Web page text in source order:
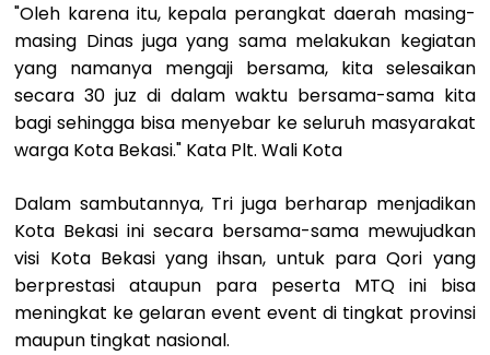
"Oleh karena itu, kepala perangkat daerah masing-
masing Dinas juga yang sama melakukan kegiatan
yang namanya mengaji bersama, kita selesaikan
secara 30 juz di dalam waktu bersama-sama kita
bagi sehingga bisa menyebar ke seluruh masyarakat
warga Kota Bekasi." Kata Plt. Wali Kota
Dalam sambutannya, Tri juga berharap menjadikan
Kota Bekasi ini secara bersama-sama mewujudkan
visi Kota Bekasi yang ihsan, untuk para Qori yang
berprestasi ataupun para peserta MTQ ini bisa
meningkat ke gelaran event event di tingkat provinsi
maupun tingkat nasional.